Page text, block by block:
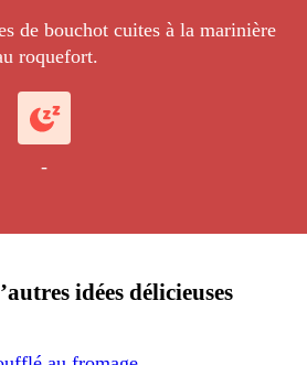
de bouchot cuites à la marinière
roquefort.
-
idées délicieuses